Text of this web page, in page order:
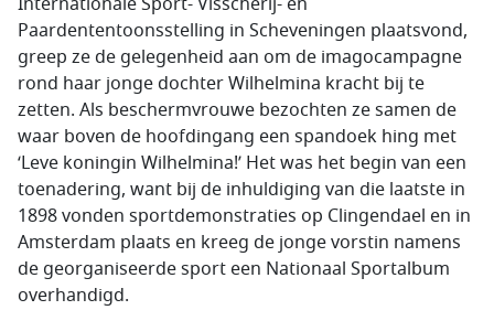
Paardententoonsstelling in Scheveningen plaatsvond,
greep ze de gelegenheid aan om de imagocampagne
rond haar jonge dochter Wilhelmina kracht bij te
zetten. Als beschermvrouwe bezochten ze samen de
waar boven de hoofdingang een spandoek hing met
‘Leve koningin Wilhelmina!’ Het was het begin van een
toenadering, want bij de inhuldiging van die laatste in
1898 vonden sportdemonstraties op Clingendael en in
Amsterdam plaats en kreeg de jonge vorstin namens
de georganiseerde sport een Nationaal Sportalbum
overhandigd.